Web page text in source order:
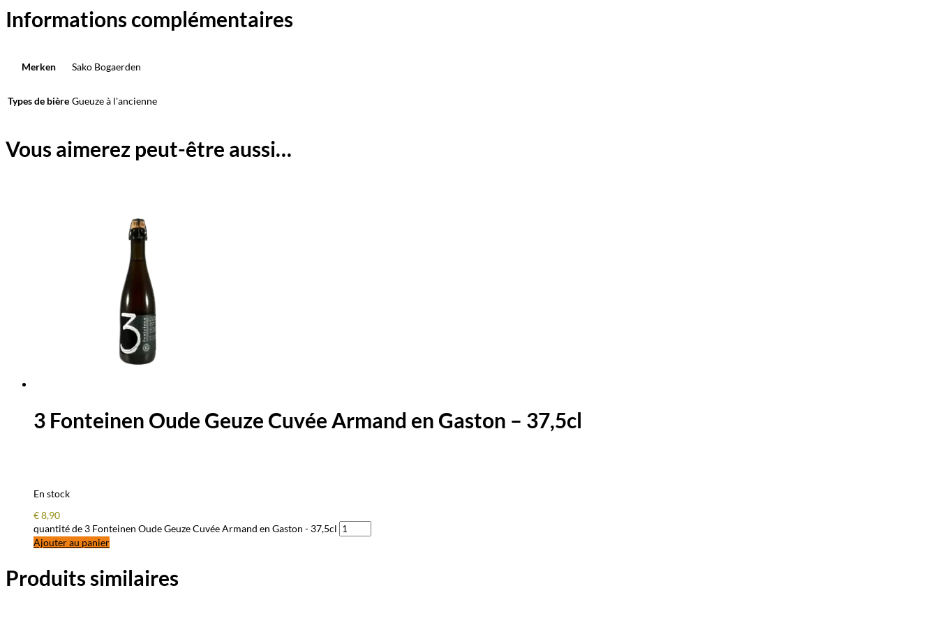
Informations complémentaires
Merken Sako Bogaerden
Types de bière Gueuze à l'ancienne
Vous aimerez peut-être aussi…
3 Fonteinen Oude Geuze Cuvée Armand en Gaston – 37,5cl
En stock
€8,90
quantité de 3 Fonteinen Oude Geuze Cuvée Armand en Gaston - 37,5cl
Ajouter au panier
Produits similaires